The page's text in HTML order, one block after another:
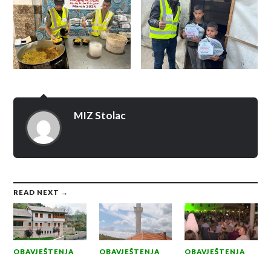
MIZ Stolac
READ NEXT →
OBAVJEŠTENJA OBAVJEŠTENJA OBAVJEŠTENJA